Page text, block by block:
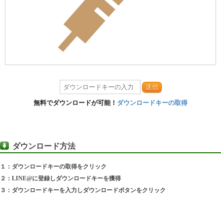
送信
無料でダウンロードが可能！ ダウンロードキーの取得
ダウンロード方法
１：ダウンロードキーの取得をクリック
２：LINE@に登録しダウンロードキーを獲得
３：ダウンロードキーを入力しダウンロードボタンをクリック